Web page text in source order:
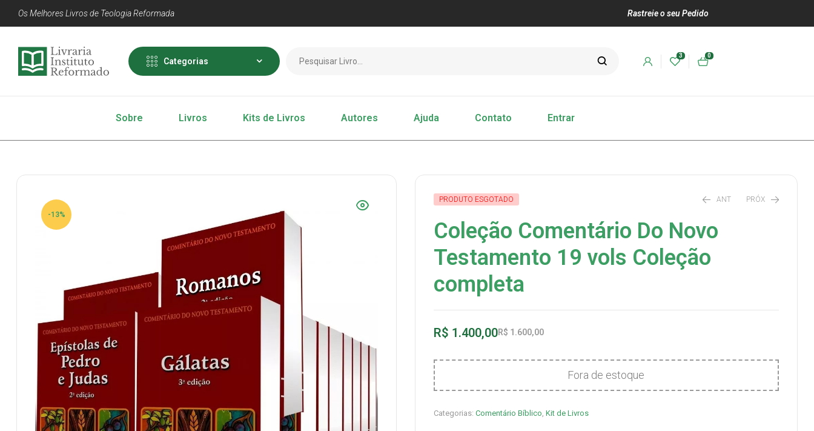
Os Melhores Livros de Teologia Reformada Rastreie o seu Pedido
Categorias
3 0
Sobre Livros Kits de Livros Autores Ajuda Contato Entrar
-13%
PRODUTO ESGOTADO ANT
R$80,00
PRÓX
R$90,00
Coleção Comentário Do Novo
Testamento 19 vols Coleção
completa
R$ 1.600,00
R$ 1.400,00
Fora de estoque
Categorias: Comentário Bíblico, Kit de Livros